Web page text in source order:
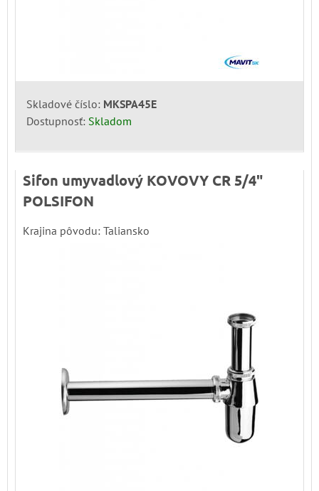
Skladové číslo: MKSPA45E
Dostupnosť: Skladom
Sifon umyvadlový KOVOVY CR 5/4"
POLSIFON
Krajina pôvodu: Taliansko